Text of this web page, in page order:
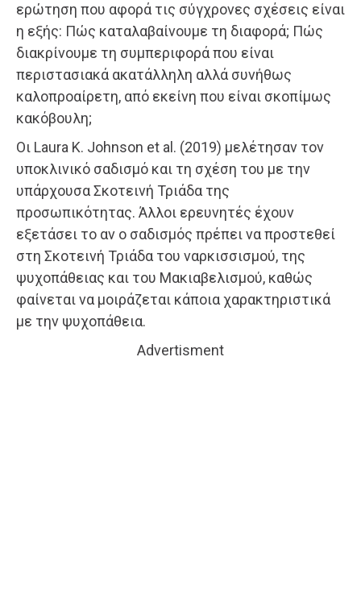
ερώτηση που αφορά τις σύγχρονες σχέσεις είναι
η εξής: Πώς καταλαβαίνουμε τη διαφορά; Πώς
διακρίνουμε τη συμπεριφορά που είναι
περιστασιακά ακατάλληλη αλλά συνήθως
καλοπροαίρετη, από εκείνη που είναι σκοπίμως
κακόβουλη;
Οι Laura K. Johnson et al. (2019) μελέτησαν τον
υποκλινικό σαδισμό και τη σχέση του με την
υπάρχουσα Σκοτεινή Τριάδα της
προσωπικότητας. Άλλοι ερευνητές έχουν
εξετάσει το αν ο σαδισμός πρέπει να προστεθεί
στη Σκοτεινή Τριάδα του ναρκισσισμού, της
ψυχοπάθειας και του Μακιαβελισμού, καθώς
φαίνεται να μοιράζεται κάποια χαρακτηριστικά
με την ψυχοπάθεια.
Advertisment